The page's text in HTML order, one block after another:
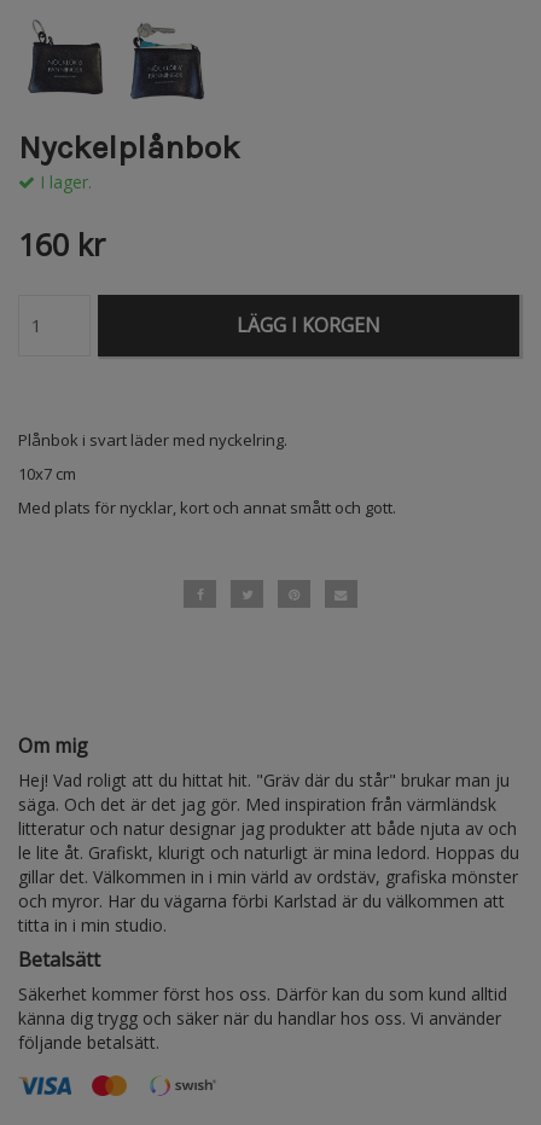
Nyckelplånbok
I lager.
160 kr
LÄGG I KORGEN
Plånbok i svart läder med nyckelring.
10x7 cm
Med plats för nycklar, kort och annat smått och gott.
Om mig
Hej! Vad roligt att du hittat hit. "Gräv där du står" brukar man ju
säga. Och det är det jag gör. Med inspiration från värmländsk
litteratur och natur designar jag produkter att både njuta av och
le lite åt. Grafiskt, klurigt och naturligt är mina ledord. Hoppas du
gillar det. Välkommen in i min värld av ordstäv, grafiska mönster
och myror. Har du vägarna förbi Karlstad är du välkommen att
titta in i min studio.
Betalsätt
Säkerhet kommer först hos oss. Därför kan du som kund alltid
känna dig trygg och säker när du handlar hos oss. Vi använder
följande betalsätt.